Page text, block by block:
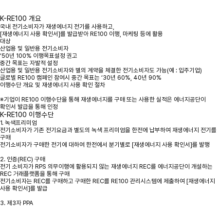
K-RE100 개요
국내 전기소비자가 재생에너지 전기를 사용하고,
[재생에너지 사용 확인서]를 발급받아 RE100 이행, 마케팅 등에 활용
대상
산업용 및 일반용 전기소비자
‘50년 100% 이행목표설정 권고
중간 목표는 자발적 설정
산업용 및 일반용 전기소비자와 별의 계약을 체결한 전기소비자도 가능(예 : 입주기업)
글로벌 RE100 캠페인 참여시 중간 목표는 ‘30년 60%, 40년 90%
이행수단 개요 및 재생에너지 사용 확인 절차
※기업이 RE100 이행수단을 통해 재생에너지를 구매 또는 사용한 실적은 에너지공단이
확인서 발급을 통해 인정
K-RE100 이행수단
1. 녹색프리미엄
전기소비자가 기존 전기요금과 별도의 녹색 프리미엄을 한전에 납부하여 재생에너지 전기를
구매
전기소비자가 구매한 전기에 대하여 한전에서 분기별로 [재생에너지 사용 확인서]를 발행
2. 인증(REC) 구매
전기 소비자가 RPS 의무이행에 활용되지 않는 재생에너지 REC를 에너지공단이 개설하는
REC 거래플랫폼을 통해 구매
전기소비자는 REC를 구매하고 구매한 REC를 RE100 관리시스템에 제출하여 [재생에너지
사용 확인서]를 발급
3. 제3자 PPA